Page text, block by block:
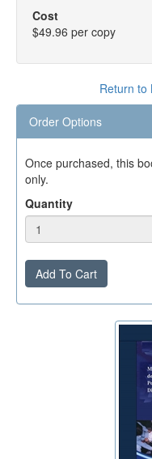
Cost
$49.96 per copy
Return to
Order Options
Once purchased, this
only.
Quantity
Add To Cart